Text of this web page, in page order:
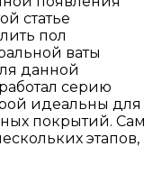
статье
пол
ваты
данной
серию
идеальны для
покрытий. Сам
этапов,